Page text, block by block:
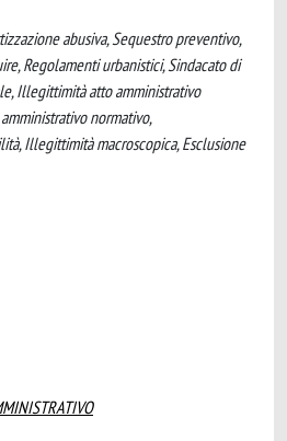
abusiva, Sequestro preventivo,
Regolamenti urbanistici, Sindacato di
Illegittimità atto amministrativo
normativo,
Illegittimità macroscopica, Esclusione